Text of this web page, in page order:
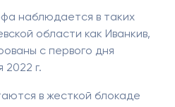
наблюдается в таких
области как Иванкив,
с первого дня
2022 г.
в жесткой блокаде